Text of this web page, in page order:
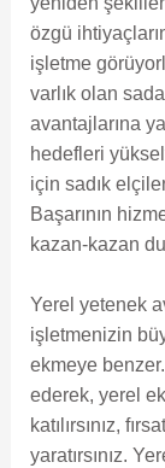
özgü
işletme
varlık olan
avantajlarına
hedefleri
için sadık
Başarının
kazan-kazan
Yerel yetenek
işletmenizin
ekmeye
ederek, yerel
katılırsınız,
yaratırsınız.